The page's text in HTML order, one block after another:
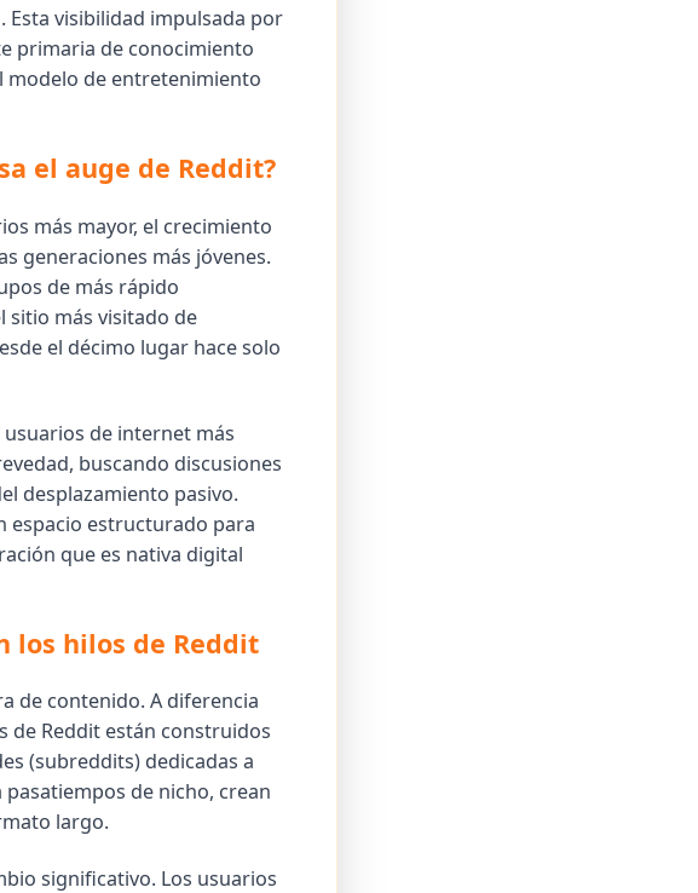
visibilidad impulsada por
primaria de conocimiento
modelo de entretenimiento
el auge de Reddit?
más mayor, el crecimiento
generaciones más jóvenes.
de más rápido
sitio más visitado de
el décimo lugar hace solo
de internet más
buscando discusiones
desplazamiento pasivo.
espacio estructurado para
que es nativa digital
los hilos de Reddit
de contenido. A diferencia
de Reddit están construidos
(subreddits) dedicadas a
de nicho, crean
largo.
significativo. Los usuarios